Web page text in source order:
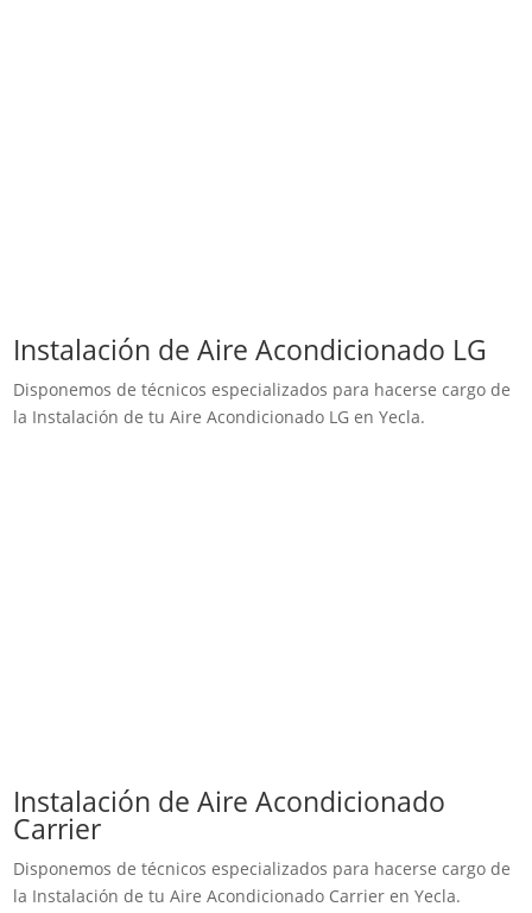
Instalación de Aire Acondicionado LG
Disponemos de técnicos especializados para hacerse cargo de
la Instalación de tu Aire Acondicionado LG en Yecla.
Instalación de Aire Acondicionado
Carrier
Disponemos de técnicos especializados para hacerse cargo de
la Instalación de tu Aire Acondicionado Carrier en Yecla.